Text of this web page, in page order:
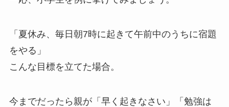
「夏休み、毎日朝7時に起きて午前中のうちに宿題
をやる」
こんな目標を立てた場合。
今までだったら親が「早く起きなさい」「勉強は